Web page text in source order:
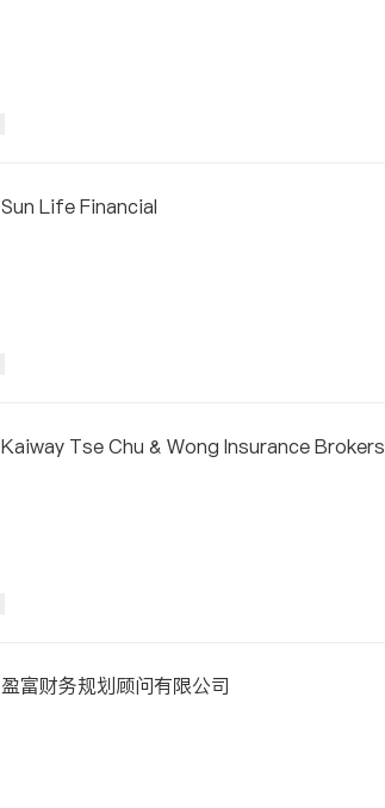
Sun Life Financial
Kaiway Tse Chu & Wong Insurance Brokers
盈富财务规划顾问有限公司